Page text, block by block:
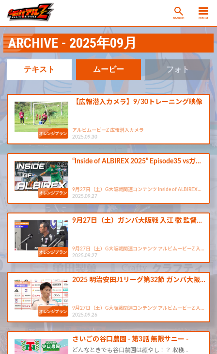
SEARCH MENU
ARCHIVE - 2025年09月
テキスト ムービー フォト
【広報潜入カメラ】9/30トレーニング映像
アルビムービーZ 広報潜入カメラ
2025.09.30
“Inside of ALBIREX 2025” Episode35 vsガ…
9月27日（土）G大阪戦関連コンテンツ Inside of ALBIREX…
2025.09.27
9月27日（土）ガンバ大阪戦 入江 徹 監督…
9月27日（土）G大阪戦関連コンテンツ アルビムービーZ 入…
2025.09.27
2025 明治安田J1リーグ第32節 ガンバ大阪…
9月27日（土）G大阪戦関連コンテンツ アルビムービーZ 入…
2025.09.26
さいごの谷口農園 - 第3話 無限サニー -
どんなときでも谷口農園は癒やし！？ 収穫…